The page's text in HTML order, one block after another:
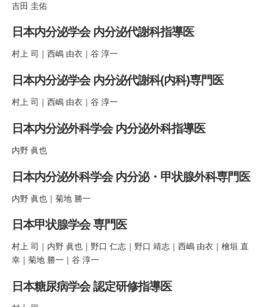
吉田 圭佑
日本内分泌学会 内分泌代謝科指導医
村上 司｜西嶋 由衣｜谷 淳一
日本内分泌学会 内分泌代謝科(内科)専門医
村上 司｜西嶋 由衣｜谷 淳一
日本内分泌外科学会 内分泌外科指導医
内野 眞也
日本内分泌外科学会 内分泌・甲状腺外科専門医
内野 眞也｜菊地 勝一
日本甲状腺学会 専門医
村上 司｜内野 眞也｜野口 仁志｜野口 靖志｜西嶋 由衣｜檜垣 直
幸｜菊地 勝一｜谷 淳一
日本糖尿病学会 認定研修指導医